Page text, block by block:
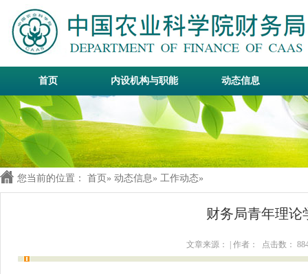
首页 内设机构与职能 动态信息
您当前的位置： 首页 » 动态信息» 工作动态»
财务局青年理论
文章来源： | 作者： 点击数：